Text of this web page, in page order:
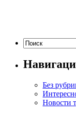
Без
Новости